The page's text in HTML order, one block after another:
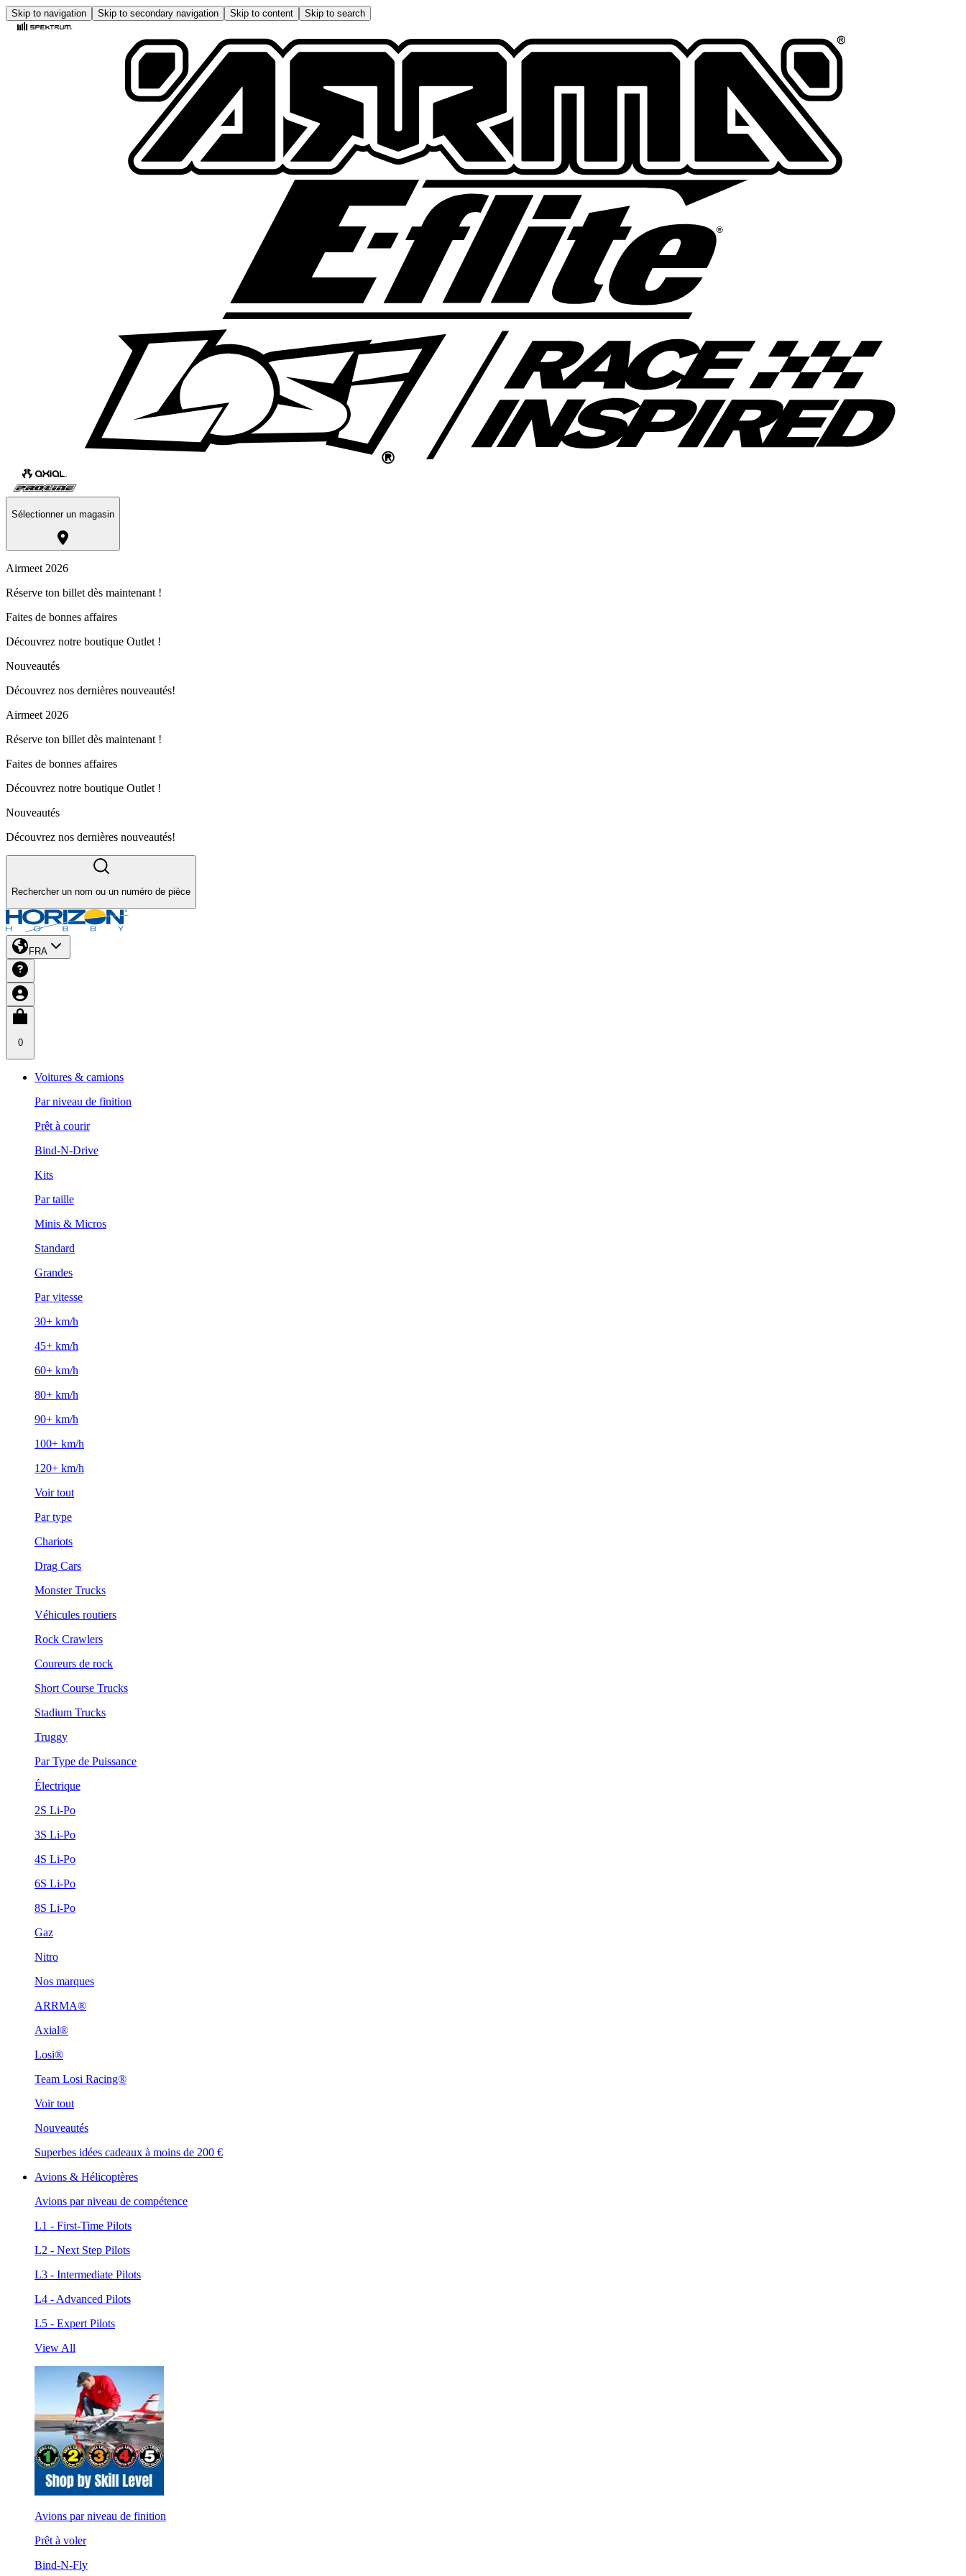
Skip to navigation Skip to secondary navigation Skip to content Skip to search
Sélectionner un magasin
Airmeet 2026
Réserve ton billet dès maintenant !
Faites de bonnes affaires
Découvrez notre boutique Outlet !
Nouveautés
Découvrez nos dernières nouveautés!
Airmeet 2026
Réserve ton billet dès maintenant !
Faites de bonnes affaires
Découvrez notre boutique Outlet !
Nouveautés
Découvrez nos dernières nouveautés!
Rechercher un nom ou un numéro de pièce
FRA
0
Voitures & camions
Par niveau de finition
Prêt à courir
Bind-N-Drive
Kits
Par taille
Minis & Micros
Standard
Grandes
Par vitesse
30+ km/h
45+ km/h
60+ km/h
80+ km/h
90+ km/h
100+ km/h
120+ km/h
Voir tout
Par type
Chariots
Drag Cars
Monster Trucks
Véhicules routiers
Rock Crawlers
Coureurs de rock
Short Course Trucks
Stadium Trucks
Truggy
Par Type de Puissance
Électrique
2S Li-Po
3S Li-Po
4S Li-Po
6S Li-Po
8S Li-Po
Gaz
Nitro
Nos marques
ARRMA®
Axial®
Losi®
Team Losi Racing®
Voir tout
Nouveautés
Superbes idées cadeaux à moins de 200 €
Avions & Hélicoptères
Avions par niveau de compétence
L1 - First-Time Pilots
L2 - Next Step Pilots
L3 - Intermediate Pilots
L4 - Advanced Pilots
L5 - Expert Pilots
View All
Avions par niveau de finition
Prêt à voler
Bind-N-Fly